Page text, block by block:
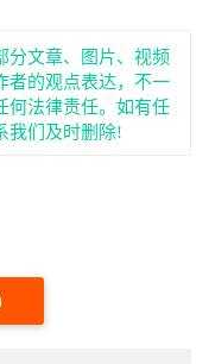
分文章、图片、视频
者的观点表达，不一
何法律责任。如有任
我们及时删除!